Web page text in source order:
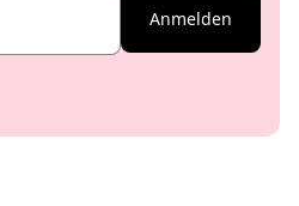
Anmelden